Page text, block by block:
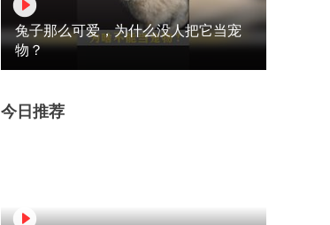
兔子那么可爱，为什么没人把它当宠
物？
今日推荐